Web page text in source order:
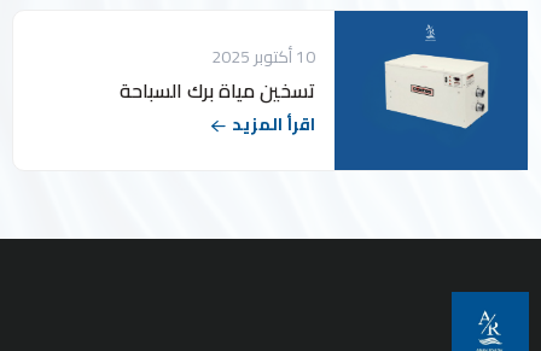
10 أكتوبر 2025
تسخين مياة برك السباحة
اقرأ المزيد